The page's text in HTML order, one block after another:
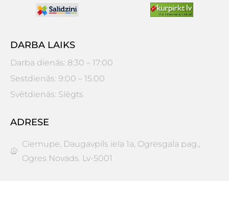
DARBA LAIKS
Darba dienās: 8:30 – 17:00
Sestdienās: 9:00 – 15:00
Svētdienās: Slēgts
ADRESE
Ciemupe, Daugavpils iela 1a, Ogresgala pag.,
Ogres Novads. Lv-5001